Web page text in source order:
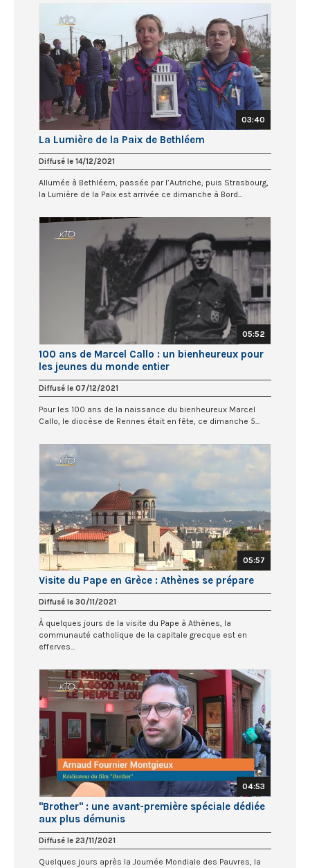
03:40
La Lumière de la Paix de Bethléem
Diffusé le 14/12/2021
Allumée à Bethléem, passée par l’Autriche, puis Strasbourg,
la Lumière de la Paix est arrivée ce dimanche à Bord...
05:52
100 ans de Marcel Callo : un bienheureux pour
les jeunes du monde entier
Diffusé le 07/12/2021
Pour les 100 ans de la naissance du bienheureux Marcel
Callo, le diocèse de Rennes était en fête, ce dimanche 5...
05:57
Visite du Pape en Grèce : Athènes se prépare
Diffusé le 30/11/2021
À quelques jours de la visite du Pape à Athènes, la
communauté catholique de la capitale grecque est en
efferves...
04:53
"Brother" : une avant-première spéciale dédiée
aux plus démunis
Diffusé le 23/11/2021
Quelques jours après la Journée Mondiale des Pauvres, la